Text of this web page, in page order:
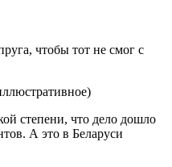
степени, что дело дошло
А это в Беларуси